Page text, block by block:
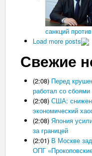
санкций
Load more posts
Свежие
(2:08) Перед
работал со сбоями
(2:08) США:
экономический
(2:08) Япония
за границей
(2:01) В Москве
ОПГ